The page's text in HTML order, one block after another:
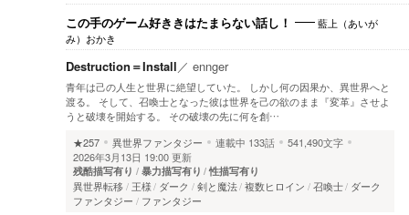
この手のゲーム好ききはたまらない話し！
藍上（あいが
み）おかき
Destruction＝Install ／ ennger
青年は己の人生と世界に絶望していた。 しかし何の因果か、異世界へと
渡る。 そして、召喚士となった彼は世界を己の欲のまま『変革』させよ
うと破壊を開始する。 その破壊の先に何を創…
★257
異世界ファンタジー 連載中 133話
541,490文字
2026年3月13日 19:00 更新
残酷描写有り 暴力描写有り 性描写有り
異世界転移 王様 ダーク 剣と魔法 複数ヒロイン 召喚士 ダーク
ファンタジー
ファンタジー